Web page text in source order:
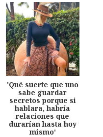
'Qué suerte que uno
sabe guardar
secretos porque si
hablara, habría
relaciones que
durarían hasta hoy
mismo'